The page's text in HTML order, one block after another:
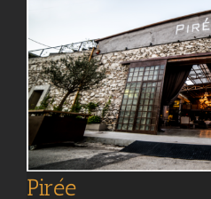
Pirée